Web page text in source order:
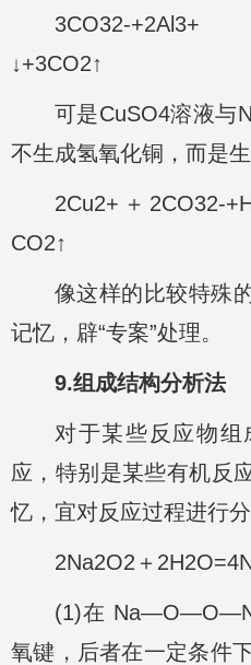
3CO32-
↓+3CO2↑
可是CuSO4溶液与
不生成氢氧化铜，而是
2Cu2+＋2CO32-
CO2↑
像这样的比较特殊
记忆，辟“专案”处理。
9.组成结构分析法
对于某些反应物组
应，特别是某些有机反
忆，宜对反应过程进行分
2Na2O2＋
(1)在
氧键，后者在一定条件